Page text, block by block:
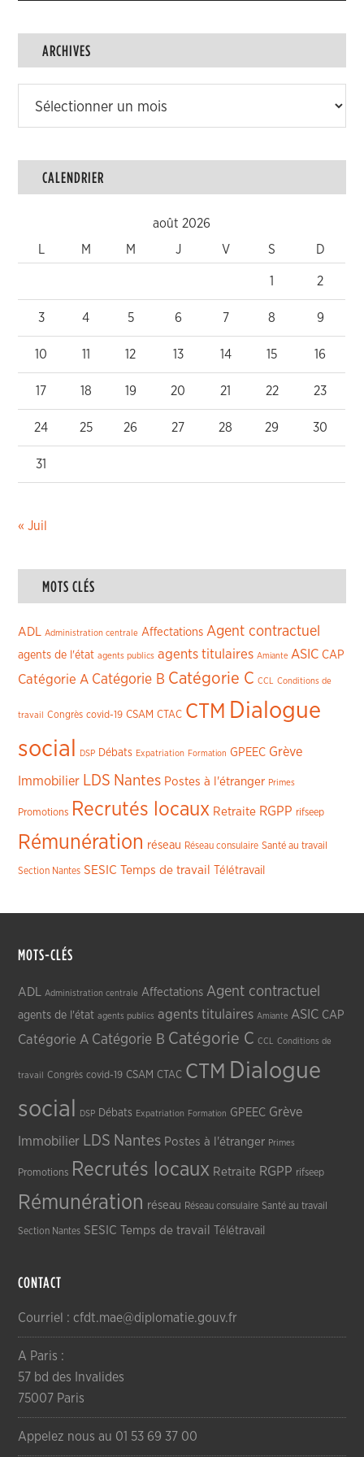
ARCHIVES
CALENDRIER
août 2026
M M J V S D
1 2
3 4 5 6 7 8 9
10 11 12 13 14 15 16
17 18 19 20 21 22 23
24 25 26 27 28 29 30
31
« Juil
MOTS CLÉS
ADL Administration centrale Affectations Agent contractuel
agents de l'état agents publics agents titulaires Amiante ASIC CAP
Catégorie A Catégorie B Catégorie C CCL Conditions de
travail Congrès covid-19 CSAM CTAC CTM Dialogue
social
DSP Débats Expatriation Formation GPEEC Grève
Immobilier LDS Nantes Postes à l'étranger Primes
Promotions Recrutés locaux Retraite RGPP rifseep
Rémunération réseau Réseau consulaire Santé au travail
Section Nantes SESIC Temps de travail Télétravail
MOTS-CLÉS
ADL Administration centrale Affectations Agent contractuel
agents de l'état agents publics agents titulaires Amiante ASIC CAP
Catégorie A Catégorie B Catégorie C CCL Conditions de
travail Congrès covid-19 CSAM CTAC CTM Dialogue
social
DSP Débats Expatriation Formation GPEEC Grève
Immobilier LDS Nantes Postes à l'étranger Primes
Promotions Recrutés locaux Retraite RGPP rifseep
Rémunération réseau Réseau consulaire Santé au travail
Section Nantes SESIC Temps de travail Télétravail
CONTACT
Courriel : cfdt.mae@diplomatie.gouv.fr
A Paris :
57 bd des Invalides
75007 Paris
Appelez nous au 01 53 69 37 00